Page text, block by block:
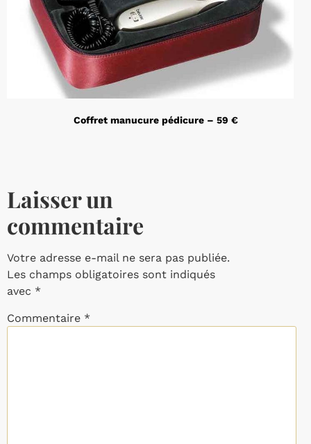
Coffret manucure pédicure – 59 €
Laisser un
commentaire
Votre adresse e-mail ne sera pas publiée.
Les champs obligatoires sont indiqués
avec *
Commentaire *